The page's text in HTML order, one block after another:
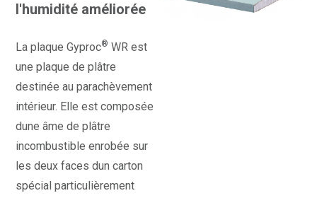
l'humidité améliorée
La plaque Gyproc® WR est
une plaque de plâtre
destinée au parachèvement
intérieur. Elle est composée
dune âme de plâtre
incombustible enrobée sur
les deux faces dun carton
spécial particulièrement